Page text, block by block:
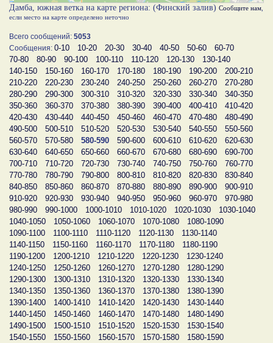
Дамба, южная ветка на карте региона: (Финский залив) Сообщите нам
если место на карте определено неточно
Всего сообщений: 5053
Сообщения: 0-10 10-20 20-30 30-40 40-50 50-60
60-70
70-80
80-90 90-100 100-110 110-120 120-130
130-140
140-150
150-160 160-170 170-180 180-190 190-200
200-210
210-220
220-230 230-240 240-250 250-260 260-270
270-280
280-290
290-300 300-310 310-320 320-330 330-340
340-350
350-360
360-370 370-380 380-390 390-400 400-410
410-420
420-430
430-440 440-450 450-460 460-470 470-480
480-490
490-500
500-510 510-520 520-530 530-540 540-550
550-560
560-570
570-580 580-590 590-600 600-610 610-620
620-630
630-640
640-650 650-660 660-670 670-680 680-690
690-700
700-710
710-720 720-730 730-740 740-750 750-760
760-770
770-780
780-790 790-800 800-810 810-820 820-830
830-840
840-850
850-860 860-870 870-880 880-890 890-900
900-910
910-920
920-930 930-940 940-950 950-960 960-970
970-980
980-990
990-1000 1000-1010 1010-1020 1020-1030
1030-1040
1040-1050
1050-1060 1060-1070 1070-1080
1080-1090
1090-1100
1100-1110 1110-1120 1120-1130
1130-1140
1140-1150
1150-1160 1160-1170 1170-1180
1180-1190
1190-1200
1200-1210 1210-1220 1220-1230
1230-1240
1240-1250
1250-1260 1260-1270 1270-1280
1280-1290
1290-1300
1300-1310 1310-1320 1320-1330
1330-1340
1340-1350
1350-1360 1360-1370 1370-1380
1380-1390
1390-1400
1400-1410 1410-1420 1420-1430
1430-1440
1440-1450
1450-1460 1460-1470 1470-1480
1480-1490
1490-1500
1500-1510 1510-1520 1520-1530
1530-1540
1540-1550
1550-1560 1560-1570 1570-1580
1580-1590